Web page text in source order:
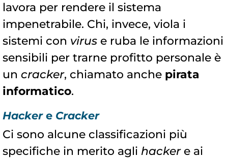
lavora per rendere il sistema
impenetrabile. Chi, invece, viola i
sistemi con virus e ruba le informazioni
sensibili per trarne profitto personale è
un cracker, chiamato anche pirata
informatico.
Hackere Cracker
Ci sono alcune classificazioni più
specifiche in merito agli hackere ai